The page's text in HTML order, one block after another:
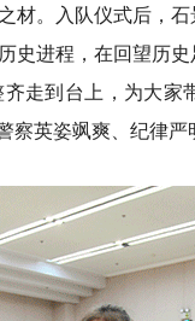
材。入队仪式后，
史进程，在回望历
走到台上，为大
英姿飒爽、纪律严